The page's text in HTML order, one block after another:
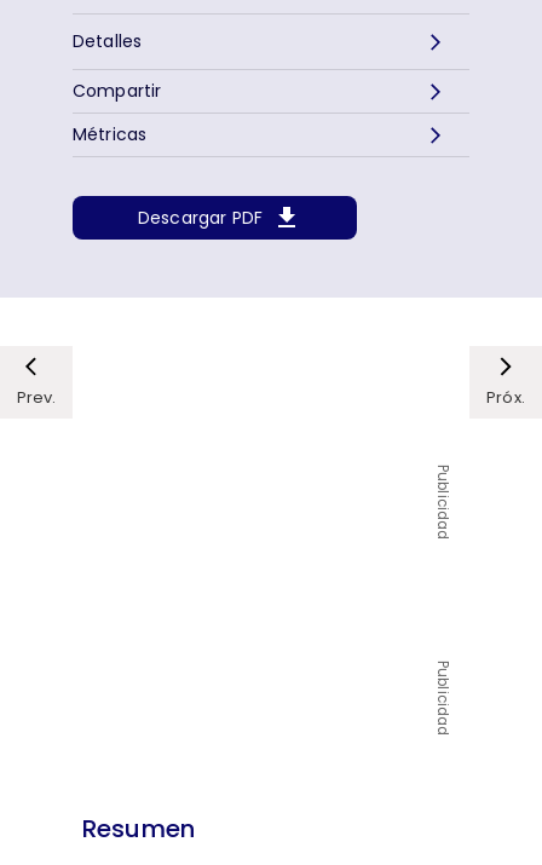
Detalles
Descargar PDF
Métricas
Compartir
Prev. Próx.
Publicidad
Publicidad
Resumen